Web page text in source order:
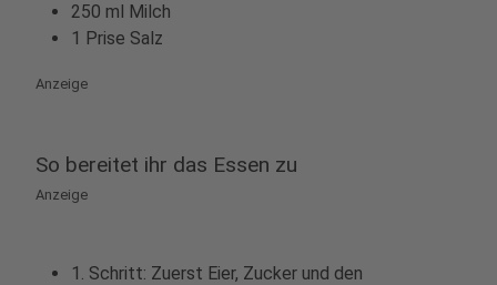
250 ml Milch
1 Prise Salz
Anzeige
So bereitet ihr das Essen zu
Anzeige
1. Schritt: Zuerst Eier, Zucker und den